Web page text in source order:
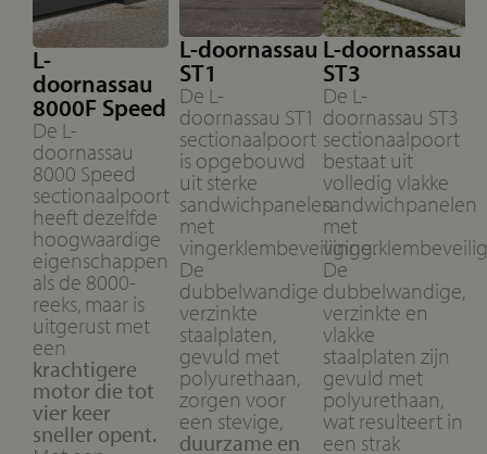
L-
doornassau
8000F Speed
De L-
doornassau
8000 Speed
sectionaalpoort
heeft dezelfde
hoogwaardige
eigenschappen
als de 8000-
reeks, maar is
uitgerust met
een
krachtigere
motor die tot
vier keer
sneller opent.
L-doornassau
ST1
De L-
doornassau ST1
sectionaalpoort
is opgebouwd
uit sterke
sandwichpanelen
met
vingerklembeveiliging.
De
dubbelwandige
verzinkte
staalplaten,
gevuld met
polyurethaan,
zorgen voor
een stevige,
duurzame en
L-doornassau
ST3
De L-
doornassau ST3
sectionaalpoort
bestaat uit
volledig vlakke
sandwichpanelen
met
De
dubbelwandige,
verzinkte en
vlakke
staalplaten zijn
gevuld met
polyurethaan,
wat resulteert in
een strak